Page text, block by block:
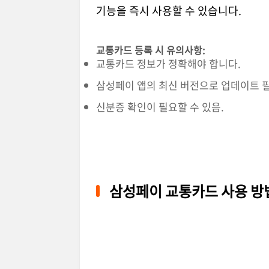
기능을 즉시 사용할 수 있습니다.
교통카드 등록 시 유의사항:
교통카드 정보가 정확해야 합니다.
삼성페이 앱의 최신 버전으로 업데이트
신분증 확인이 필요할 수 있음.
삼성페이 교통카드 사용 방